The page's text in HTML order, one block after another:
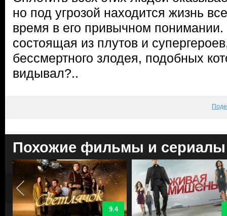
но под угрозой находится жизнь
время в его привычном
состоящая из плутов и
бессмертного злодея, подобных
видывал?..
Похожие фильмы и сериалы
9.4